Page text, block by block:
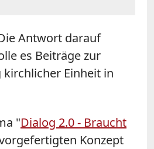
Antwort darauf
es Beiträge zur
Einheit in
"Dialog 2.0 - Braucht
Konzept